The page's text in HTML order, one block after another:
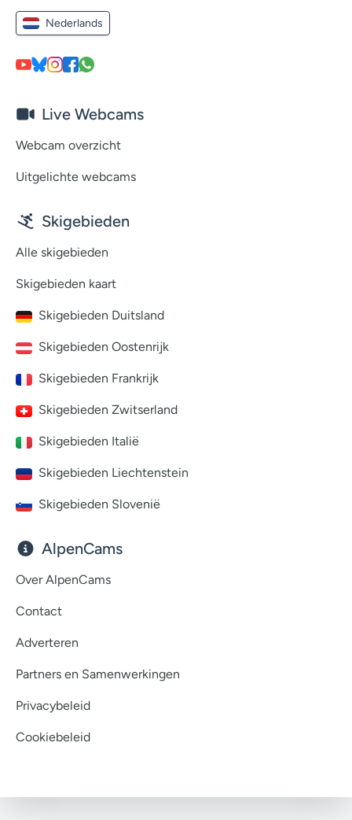
Nederlands
Live Webcams
Webcam overzicht
Uitgelichte webcams
Skigebieden
Alle skigebieden
Skigebieden kaart
Skigebieden Duitsland
Skigebieden Oostenrijk
Skigebieden Frankrijk
Skigebieden Zwitserland
Skigebieden Italië
Skigebieden Liechtenstein
Skigebieden Slovenië
AlpenCams
Over AlpenCams
Contact
Adverteren
Partners en Samenwerkingen
Privacybeleid
Cookiebeleid